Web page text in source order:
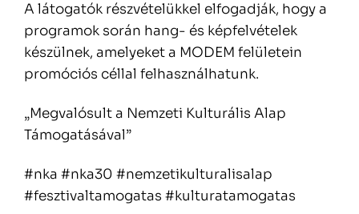
A látogatók részvételükkel elfogadják, hogy a
programok során hang- és képfelvételek
készülnek, amelyeket a MODEM felületein
promóciós céllal felhasználhatunk.
„Megvalósult a Nemzeti Kulturális Alap
Támogatásával”
#nka #nka30 #nemzetikulturalisalap
#fesztivaltamogatas #kulturatamogatas